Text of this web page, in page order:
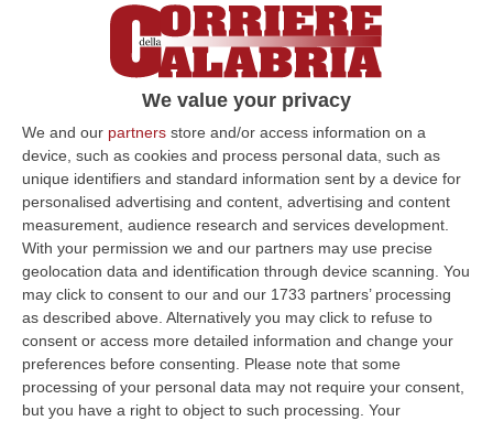
We value your privacy
We and our partners store and/or access information on a
device, such as cookies and process personal data, such as
unique identifiers and standard information sent by a device for
personalised advertising and content, advertising and content
measurement, audience research and services development.
With your permission we and our partners may use precise
geolocation data and identification through device scanning. You
may click to consent to our and our 1733 partners’ processing
as described above. Alternatively you may click to refuse to
consent or access more detailed information and change your
preferences before consenting.
Please note that some
processing of your personal data may not require your consent,
but you have a right to object to such processing. Your
Catanzaro, il 3 gennaio la cittadinanza
onoraria a don Mimmo Battaglia
Il cardinale di Napoli, originario di Satriano e
da sempre legato al capoluogo, sarà